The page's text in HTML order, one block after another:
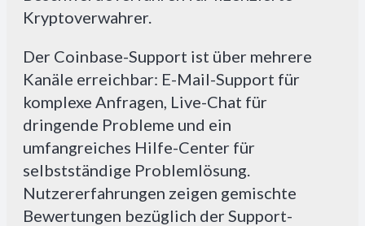
Kryptoverwahrer.
Der Coinbase-Support ist über mehrere
Kanäle erreichbar: E-Mail-Support für
komplexe Anfragen, Live-Chat für
dringende Probleme und ein
umfangreiches Hilfe-Center für
selbstständige Problemlösung.
Nutzererfahrungen zeigen gemischte
Bewertungen bezüglich der Support-